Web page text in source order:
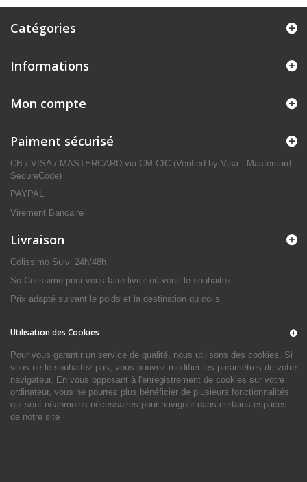
Catégories
Informations
Mon compte
Paiment sécurisé
CB / VISA / MASTERCARD via CM-CIC (Verified by Visa - Mastercard
SecureCode)
PAYPAL
Virement Bancaire
Livraison
Colissimo Suivi 24h/48h
So Colissimo pour vous faire livrer où vous le souhaitez
Prix adapté suivant le poids et la destination du colis
Utilisation des Cookies
Pour vous garantir un service de qualité, nous utilisons des cookies. Si
vous ne le souhaitez pas, vous pouvez modifier les paramètres de votre
navigateur. En vous opposant à l'enregistrement de cookies sur votre
ordinateur, vous ne pourrez plus bénéficier de plusieurs fonctionnalités
qui sont néanmoins nécessaires pour naviguer dans certains espaces
de notre site